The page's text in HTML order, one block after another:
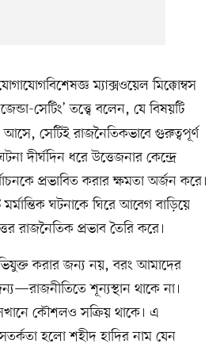
ম্যাক্সওয়েল মিক্কোম্বস
সেটিং’ তত্ত্বে বলেন, যে বিষয়টি
সেটিই রাজনৈতিকভাবে গুরুত্বপূর্ণ
দীর্ঘদিন ধরে উত্তেজনার কেন্দ্রে
প্রভাবিত করার ক্ষমতা অর্জন করে।
ঘটনাকে ঘিরে আবেগ বাড়িয়ে
রাজনৈতিক প্রভাব তৈরি করে।
করার জন্য নয়, বরং আমাদের
শূন্যস্থান থাকে না।
কৌশলও সক্রিয় থাকে। এ
হলো শহীদ হাদির নাম যেন